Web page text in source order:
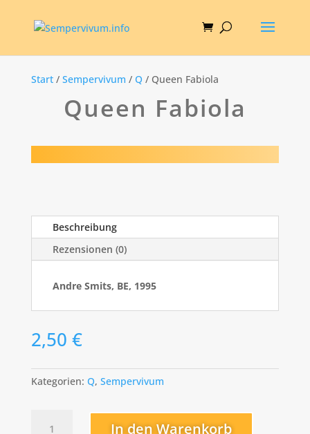
Start/ Sempervivum / Q / Queen Fabiola
Queen Fabiola
Beschreibung
Rezensionen (0)
Andre Smits, BE, 1995
2,50 €
Kategorien: Q, Sempervivum
In den Warenkorb